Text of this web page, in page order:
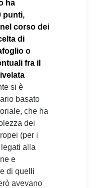
ha
punti,
corso dei
di
o
fra il
si è
basato
che ha
dei
(per i
alla
e
di quelli
avevano